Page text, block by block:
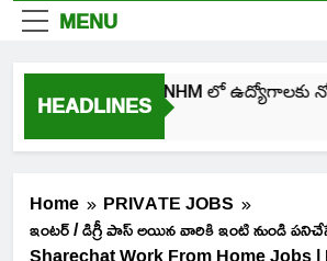
MENU
HEADLINES
తెలంగాణ NHM లో ఉద్యోగాలకు
Home
PRIVATE JOBS
ఇంటర్ / డిగ్రీ పాస్ అయిన వారికి ఇంటి నుండి